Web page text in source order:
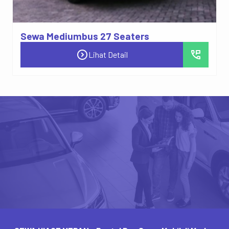
Sewa Mediumbus 27 Seaters
expand_circle_rightLihat Detail perm_phone_msg